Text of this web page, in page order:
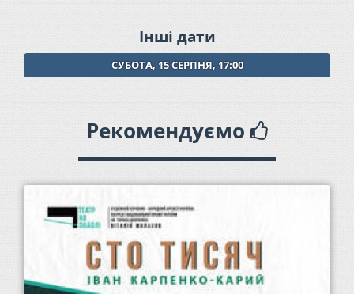
Інші дати
СУБОТА, 15 СЕРПНЯ, 17:00
Рекомендуємо